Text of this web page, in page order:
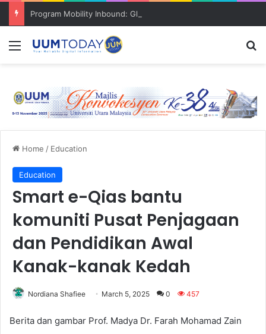
Menu
Home / Education
Education
Smart e-Qias bantu
komuniti Pusat Penjagaan
dan Pendidikan Awal
Kanak-kanak Kedah
Nordiana Shafiee March 5, 2025 0 457
Berita dan gambar Prof. Madya Dr. Farah Mohamad Zain